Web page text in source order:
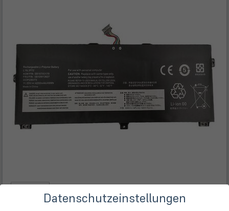
Datenschutzeinstellungen